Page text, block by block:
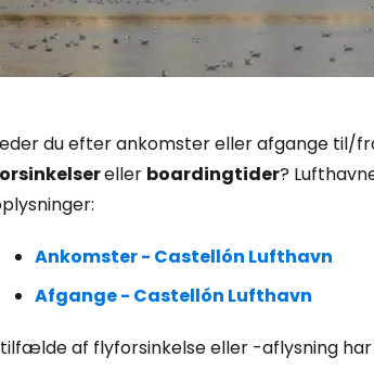
du efter ankomster eller afgange til/
eller boardingtider?
Ankomster - Castellón Lufthavn
Afgange - Castellón Lufthavn
af flyforsinkelse eller -aflysning
Log
... det